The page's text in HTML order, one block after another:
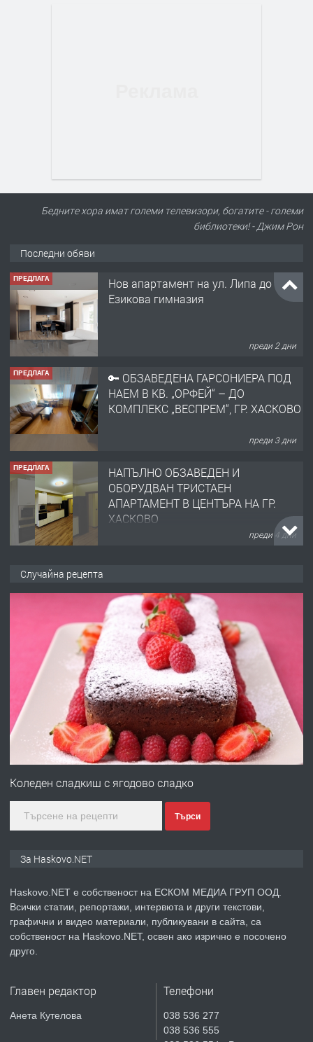
Бедните хора имат големи телевизори, богатите - големи
библиотеки! - Джим Рон
Последни обяви
ПРЕДЛАГА
Нов апартамент на ул. Липа до
Езикова гимназия
преди 2 дни
ПРЕДЛАГА
🔑 ОБЗАВЕДЕНА ГАРСОНИЕРА ПОД
НАЕМ В КВ. „ОРФЕЙ“ – ДО
КОМПЛЕКС „ВЕСПРЕМ“, ГР. ХАСКОВО
преди 3 дни
ПРЕДЛАГА
НАПЪЛНО ОБЗАВЕДЕН И
ОБОРУДВАН ТРИСТАЕН
АПАРТАМЕНТ В ЦЕНТЪРА НА ГР.
ХАСКОВО
преди 4 дни
преди 4 дни
ПРЕДЛАГА
№4120 Магазин/Офис под наем в кв.
Любен Каравелов, Хасково-близо до
градската градина!
преди 4 дни
ПРЕДЛАГА
ПРОСТОРЕН ТРИСТАЕН
КУБА
преди 5 дни
ПРЕДЛАГА СГЛОБЯВАНЕ НА МЕБЕЛИ.
Случайна рецепта
Коледен сладкиш с ягодово сладко
Търси
За Haskovo.NET
Haskovo.NET е собственост на ЕСКОМ МЕДИА ГРУП ООД.
Всички статии, репортажи, интервюта и други текстови,
графични и видео материали, публикувани в сайта, са
собственост на Haskovo.NET, освен ако изрично е посочено
друго.
Главен редактор
Анета Кутелова
Телефони
038 536 277
038 536 555